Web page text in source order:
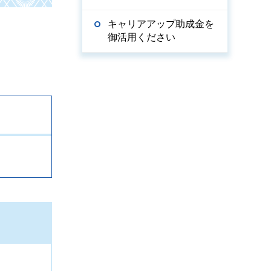
キャリアアップ助成金を
御活用ください